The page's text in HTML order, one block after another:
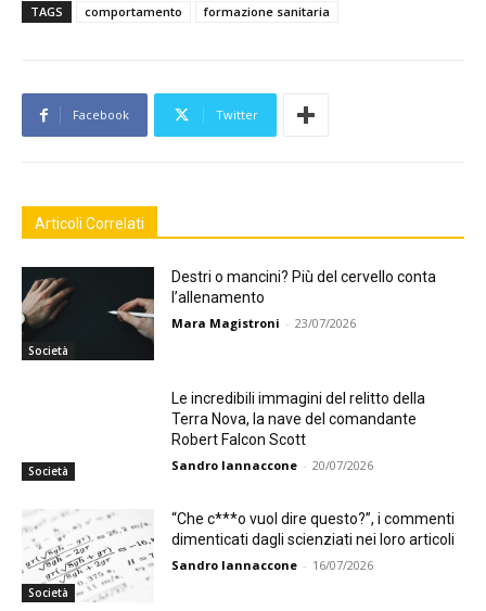
TAGS comportamento formazione sanitaria
Facebook Twitter
Articoli Correlati
Società
Destri o mancini? Più del cervello conta
l’allenamento
Mara Magistroni - 23/07/2026
Società
Le incredibili immagini del relitto della
Terra Nova, la nave del comandante
Robert Falcon Scott
Sandro Iannaccone - 20/07/2026
Società
“Che c***o vuol dire questo?”, i commenti
dimenticati dagli scienziati nei loro articoli
Sandro Iannaccone - 16/07/2026